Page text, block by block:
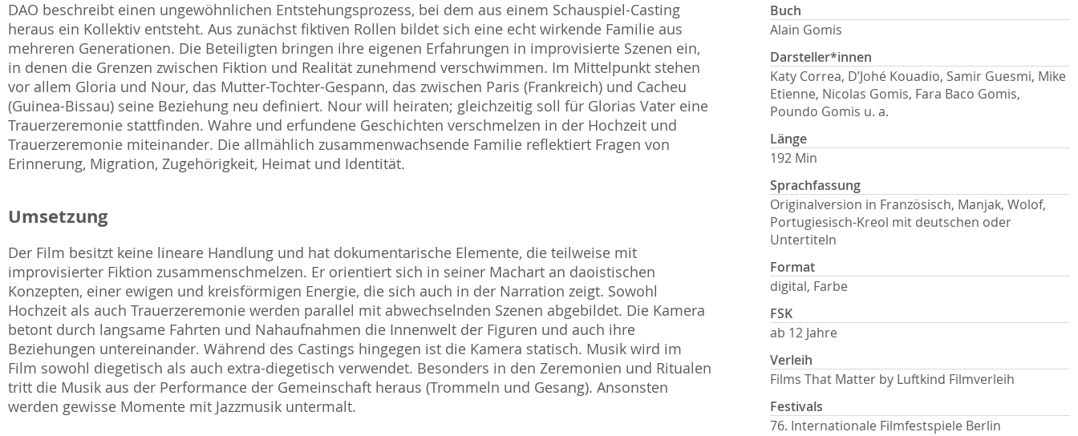
DAO beschreibt einen ungewöhnlichen Entstehungsprozess, bei dem aus einem Schauspiel-Casting
heraus ein Kollektiv entsteht. Aus zunächst fiktiven Rollen bildet sich eine echt wirkende Familie aus
mehreren Generationen. Die Beteiligten bringen ihre eigenen Erfahrungen in improvisierte Szenen ein,
in denen die Grenzen zwischen Fiktion und Realität zunehmend verschwimmen. Im Mittelpunkt stehen
vor allem Gloria und Nour, das Mutter-Tochter-Gespann, das zwischen Paris (Frankreich) und Cacheu
(Guinea-Bissau) seine Beziehung neu definiert. Nour will heiraten; gleichzeitig soll für Glorias Vater eine
Trauerzeremonie stattfinden. Wahre und erfundene Geschichten verschmelzen in der Hochzeit und
Trauerzeremonie miteinander. Die allmählich zusammenwachsende Familie reflektiert Fragen von
Erinnerung, Migration, Zugehörigkeit, Heimat und Identität.
Umsetzung
Der Film besitzt keine lineare Handlung und hat dokumentarische Elemente, die teilweise mit
improvisierter Fiktion zusammenschmelzen. Er orientiert sich in seiner Machart an daoistischen
Konzepten, einer ewigen und kreisförmigen Energie, die sich auch in der Narration zeigt. Sowohl
Hochzeit als auch Trauerzeremonie werden parallel mit abwechselnden Szenen abgebildet. Die Kamera
betont durch langsame Fahrten und Nahaufnahmen die Innenwelt der Figuren und auch ihre
Beziehungen untereinander. Während des Castings hingegen ist die Kamera statisch. Musik wird im
Film sowohl diegetisch als auch extra-diegetisch verwendet. Besonders in den Zeremonien und Ritualen
tritt die Musik aus der Performance der Gemeinschaft heraus (Trommeln und Gesang). Ansonsten
werden gewisse Momente mit Jazzmusik untermalt.
Buch
Alain Gomis
Darsteller*innen
Katy Correa, D’Johé Kouadio, Samir Guesmi, Mike
Etienne, Nicolas Gomis, Fara Baco Gomis,
Poundo Gomis u. a.
Länge
192 Min
Sprachfassung
Originalversion in Französisch, Manjak, Wolof,
Portugiesisch-Kreol mit deutschen oder
Untertiteln
Format
digital, Farbe
FSK
ab 12 Jahre
Verleih
Films That Matter by Luftkind Filmverleih
Festivals
76. Internationale Filmfestspiele Berlin